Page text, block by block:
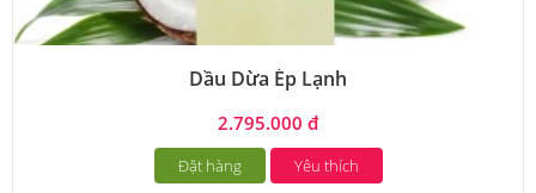
Dầu Dừa Ép Lạnh
2.795.000 đ
Đặt hàng Yêu thích